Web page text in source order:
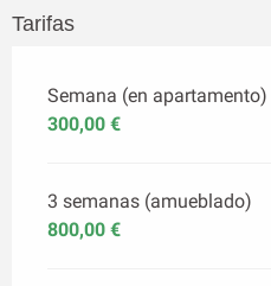
Tarifas
Semana (en apartamento)
300,00 €
3 semanas (amueblado)
800,00 €